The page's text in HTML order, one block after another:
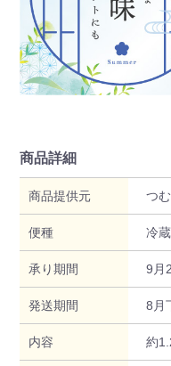
商品詳細
商品提供元 つ
便種 冷
承り期間 9月
発送期間 8月
内容 約